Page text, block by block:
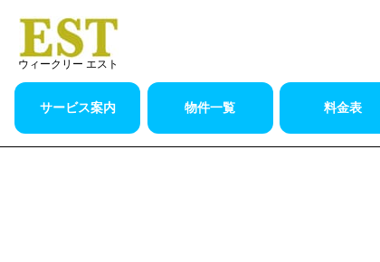
ウィークリー エスト
サービス案内 物件一覧 料金表